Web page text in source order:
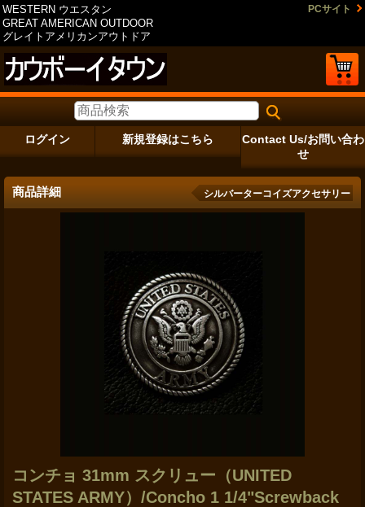
WESTERN ウエスタン
GREAT AMERICAN OUTDOOR
グレイトアメリカンアウトドア
PCサイト
ログイン 新規登録はこちら
Contact Us/お問い合わ
せ
商品詳細 シルバーターコイズアクセサリー
コンチョ 31mm スクリュー（UNITED
STATES ARMY）/Concho 1 1/4"Screwback